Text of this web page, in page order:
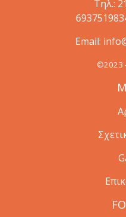
Τηλ.:
Email:
©2023